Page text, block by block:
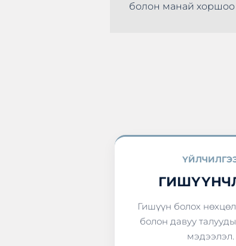
болон манай хоршоо
Гишүүн болох
болон давуу
мэдээлэл.